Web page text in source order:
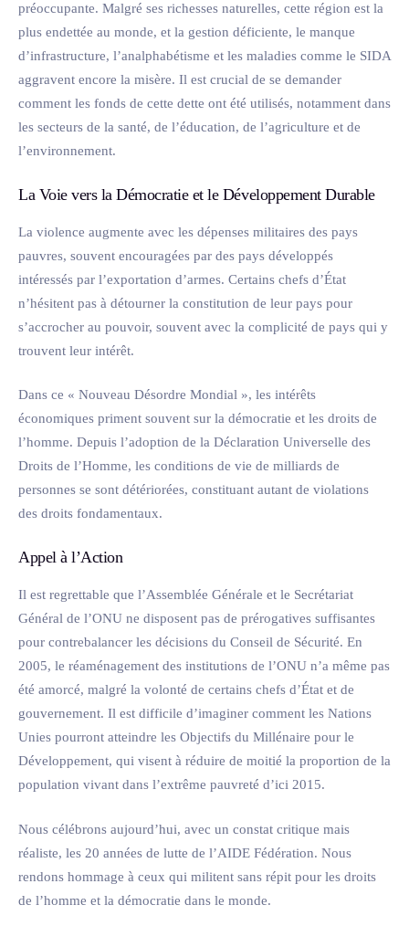
préoccupante. Malgré ses richesses naturelles, cette région est la
plus endettée au monde, et la gestion déficiente, le manque
d’infrastructure, l’analphabétisme et les maladies comme le SIDA
aggravent encore la misère. Il est crucial de se demander
comment les fonds de cette dette ont été utilisés, notamment dans
les secteurs de la santé, de l’éducation, de l’agriculture et de
l’environnement.
La Voie vers la Démocratie et le Développement Durable
La violence augmente avec les dépenses militaires des pays
pauvres, souvent encouragées par des pays développés
intéressés par l’exportation d’armes. Certains chefs d’État
n’hésitent pas à détourner la constitution de leur pays pour
s’accrocher au pouvoir, souvent avec la complicité de pays qui y
trouvent leur intérêt.
Dans ce « Nouveau Désordre Mondial », les intérêts
économiques priment souvent sur la démocratie et les droits de
l’homme. Depuis l’adoption de la Déclaration Universelle des
Droits de l’Homme, les conditions de vie de milliards de
personnes se sont détériorées, constituant autant de violations
des droits fondamentaux.
Appel à l’Action
Il est regrettable que l’Assemblée Générale et le Secrétariat
Général de l’ONU ne disposent pas de prérogatives suffisantes
pour contrebalancer les décisions du Conseil de Sécurité. En
2005, le réaménagement des institutions de l’ONU n’a même pas
été amorcé, malgré la volonté de certains chefs d’État et de
gouvernement. Il est difficile d’imaginer comment les Nations
Unies pourront atteindre les Objectifs du Millénaire pour le
Développement, qui visent à réduire de moitié la proportion de la
population vivant dans l’extrême pauvreté d’ici 2015.
Nous célébrons aujourd’hui, avec un constat critique mais
réaliste, les 20 années de lutte de l’AIDE Fédération. Nous
rendons hommage à ceux qui militent sans répit pour les droits
de l’homme et la démocratie dans le monde.